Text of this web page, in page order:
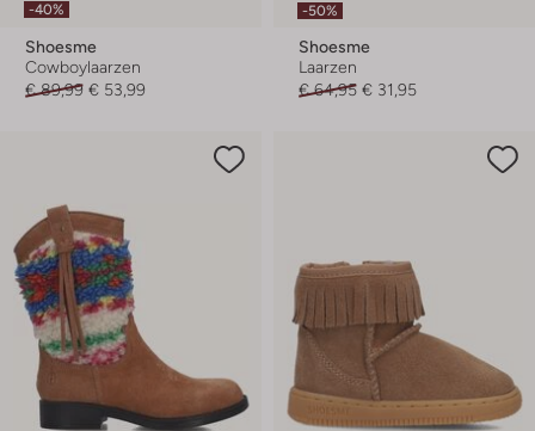
-40%
Shoesme
Cowboylaarzen
€ 89,99 € 53,99
-50%
Shoesme
Laarzen
€ 64,95 € 31,95